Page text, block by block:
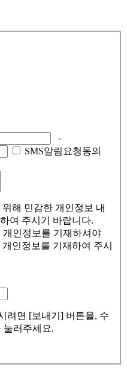
-
SMS알림요청동의
해 민감한 개인정보 내
여 주시기 바랍니다.
인정보를 기재하셔야
인정보를 기재하여 주시
려면 [보내기] 버튼을, 수
눌러주세요.